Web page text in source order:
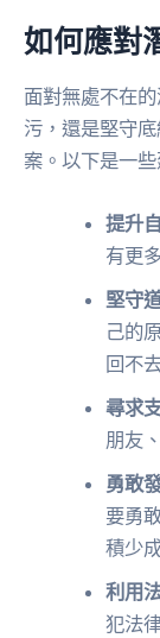
如何應對
面對無處不在
污，還是堅守
案。以下是一
提升
有更
堅守
己的
回不
尋求
朋友
勇敢
要勇
積少
利用
犯法